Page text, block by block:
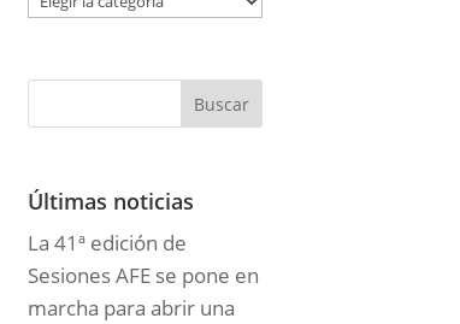
g
r
a
s
Últimas noticias
La 41ª edición de
Sesiones AFE se pone en
marcha para abrir una